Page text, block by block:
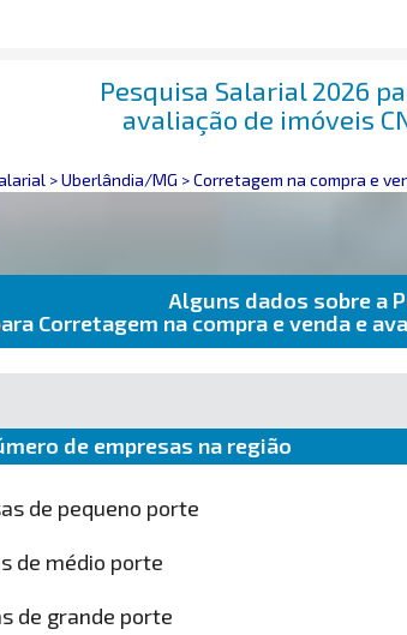
Pesquisa Salarial 2026
avaliação de imóveis
>Uberlândia/MG >Corretagem na compra e
Alguns dados sobre a
Corretagem na compra e venda e
de empresas na região
de pequeno porte
de médio porte
de grande porte